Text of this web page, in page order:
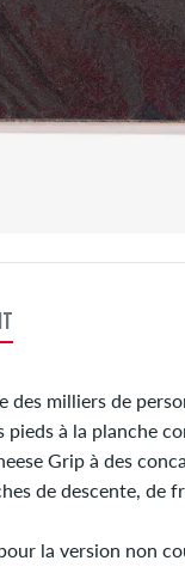
milliers de
à la planche
Grip à des
de descente, de
la version non